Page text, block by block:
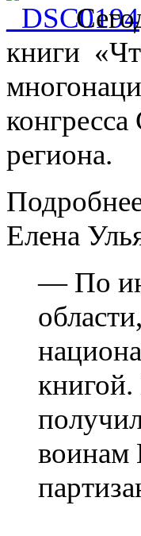
книги
региона.
Елена
— По
воинам